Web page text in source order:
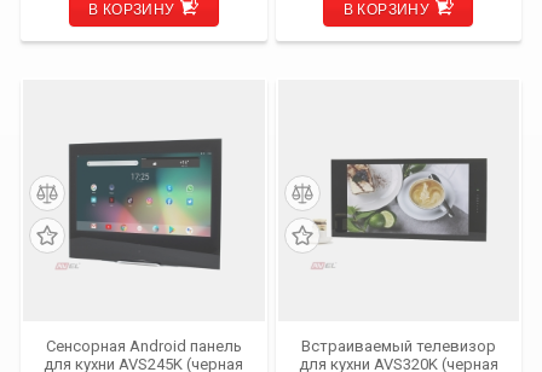
В КОРЗИНУ В КОРЗИНУ
Сенсорная Android панель
для кухни AVS245K (черная
Встраиваемый телевизор
для кухни AVS320K (черная